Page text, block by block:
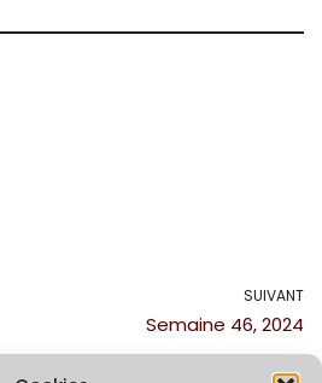
SUIVANT
Semaine 46, 2024